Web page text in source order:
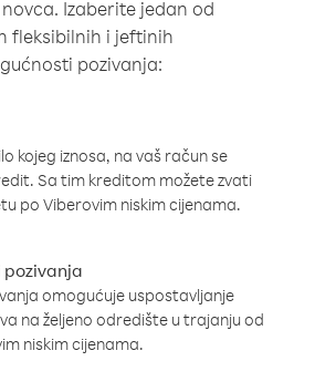
Izaberite jedan od
fleksibilnih i jeftinih
pozivanja:
kojeg iznosa, na vaš račun se
Sa tim kreditom možete zvati
po Viberovim niskim cijenama.
pozivanja
omogućuje uspostavljanje
na željeno odredište u trajanju od
niskim cijenama.